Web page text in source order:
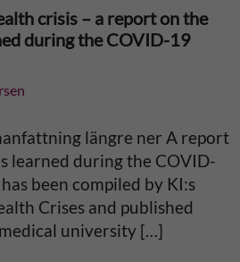
crisis – a report on the
during the COVID-19
längre ner A report
learned during the COVID-
been compiled by KI:s
Crises and published
university […]